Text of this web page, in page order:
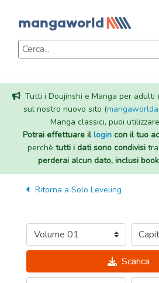
Tutti i Doujinshi e Manga per
sul nostro nuovo sito (
Manga classici, puoi utilizzare
Potrai effettuare illogincon il tuo
perchè tutti i dati sono condivisi
perderai alcun dato, inclusi
Ritorna a Solo Leveling
Scarica